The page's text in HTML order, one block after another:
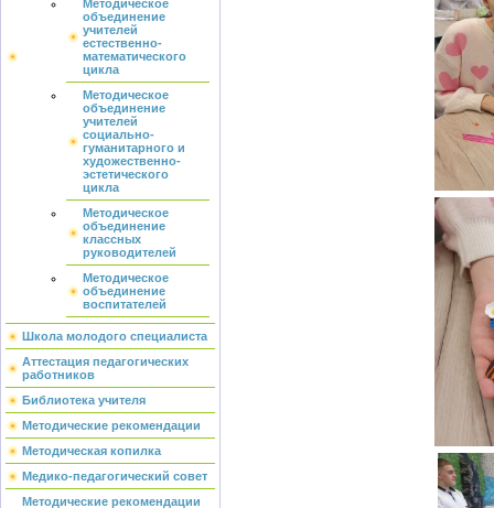
Методическое
объединение
учителей
естественно-
математического
цикла
Методическое
объединение
учителей
социально-
гуманитарного и
художественно-
эстетического
цикла
Методическое
объединение
классных
руководителей
Методическое
объединение
воспитателей
Школа молодого специалиста
Аттестация педагогических
работников
Библиотека учителя
Методические рекомендации
Методическая копилка
Медико-педагогический совет
Методические рекомендации